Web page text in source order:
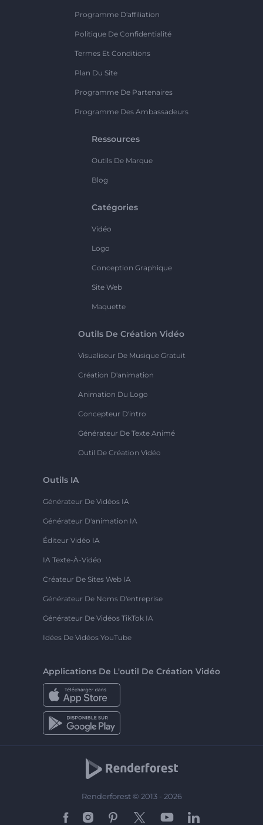
Programme D'affiliation
Politique De Confidentialité
Termes Et Conditions
Plan Du Site
Programme De Partenaires
Programme Des Ambassadeurs
Ressources
Outils De Marque
Blog
Catégories
Vidéo
Logo
Conception Graphique
Site Web
Maquette
Outils De Création Vidéo
Visualiseur De Musique Gratuit
Création D'animation
Animation Du Logo
Concepteur D'intro
Générateur De Texte Animé
Outil De Création Vidéo
Outils IA
Générateur De Vidéos IA
Générateur D'animation IA
Éditeur Vidéo IA
IA Texte-À-Vidéo
Créateur De Sites Web IA
Générateur De Noms D'entreprise
Générateur De Vidéos TikTok IA
Idées De Vidéos YouTube
Applications De L'outil De Création Vidéo
Renderforest © 2013 - 2026